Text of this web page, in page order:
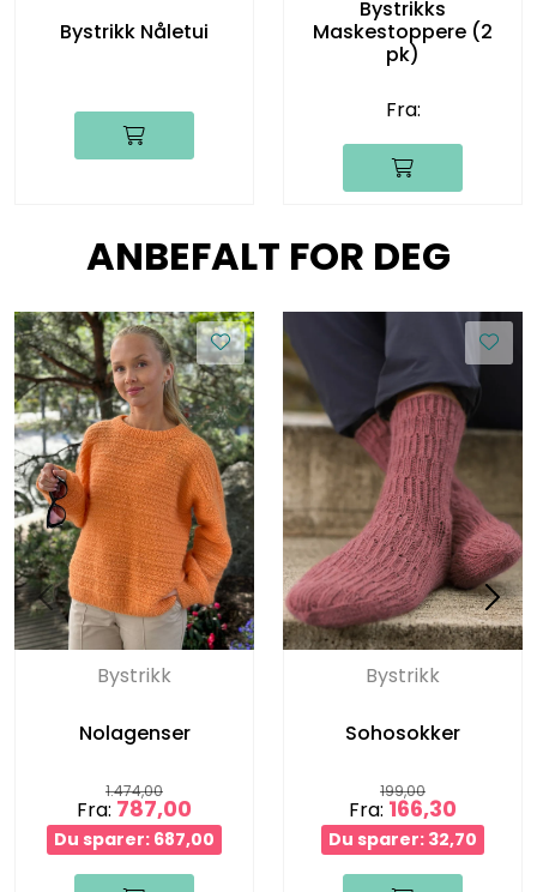
Bystrikk Nåletui
Bystrikks
Maskestoppere (2
pk)
Fra:
ANBEFALT FOR DEG
Bystrikk
Nolagenser
1.474,00
Fra: 787,00
Du sparer: 687,00
Bystrikk
Sohosokker
199,00
Fra: 166,30
Du sparer: 32,70